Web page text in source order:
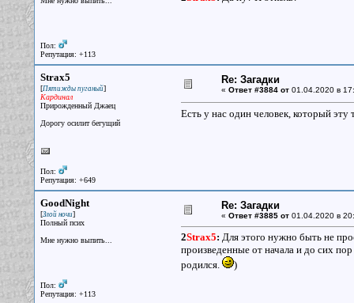
Пол:
Репутация: +113
Strax5
[Пятижды пуганый]
Кардинал
Прирожденный Джаец
Дорогу осилит бегущий
Пол:
Репутация: +649
Re: Загадки
« Ответ #3884 от01.04.2020 в
Есть у нас один человек, который эту
GoodNight
[Злой ночи]
Полный псих
Мне нужно выпить...
Пол:
Репутация: +113
Re: Загадки
« Ответ #3885 от01.04.2020 в
2Strax5: Для этого нужно быть не
произведенные от начала и до сих
родился.
)